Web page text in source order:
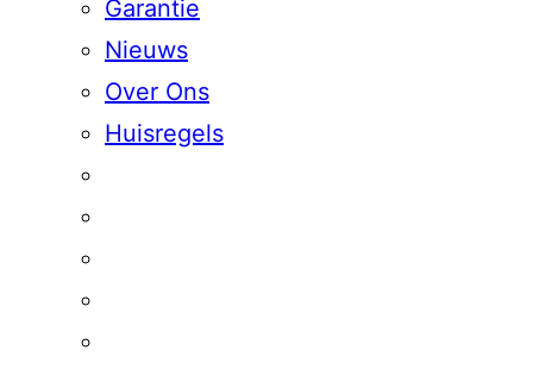
Garantie
Nieuws
Over Ons
Huisregels